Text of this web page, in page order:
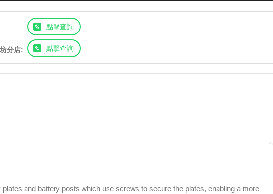
點擊查詢
分店: 點擊查詢
and battery posts which use screws to secure the plates, enabling a more